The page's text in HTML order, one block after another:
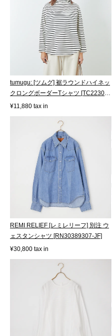
tumugu: [ツムグ] 裾ラウンドハイネッ
クロングボーダーTシャツ [TC22301-
BA...
¥11,880 tax in
REMI RELIEF [レミレリーフ] 別注 ウ
ェスタンシャツ [RN30389307-JF]
¥30,800 tax in